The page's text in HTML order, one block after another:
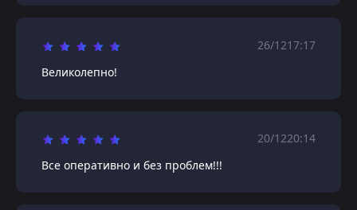
26/1217:17
Великолепно!
20/1220:14
Все оперативно и без проблем!!!